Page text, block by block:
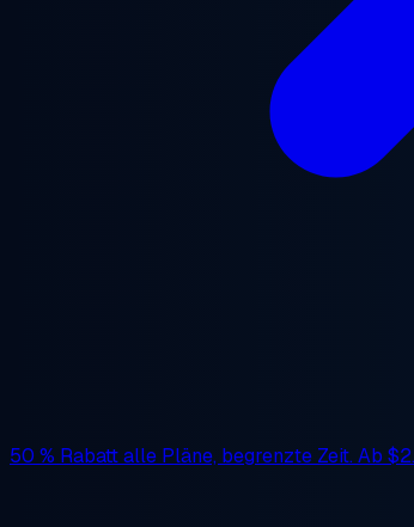
50 % Rabattalle Pläne, begrenzte Zeit. Ab